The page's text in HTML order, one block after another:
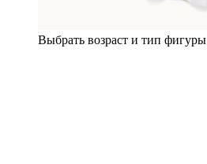
Выбрать возраст и тип фигуры